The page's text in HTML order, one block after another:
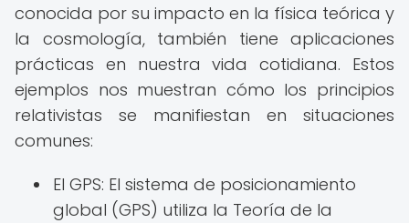
conocida por su impacto en la física teórica y
la cosmología, también tiene aplicaciones
prácticas en nuestra vida cotidiana. Estos
ejemplos nos muestran cómo los principios
relativistas se manifiestan en situaciones
comunes:
El GPS: El sistema de posicionamiento
global (GPS) utiliza la Teoría de la